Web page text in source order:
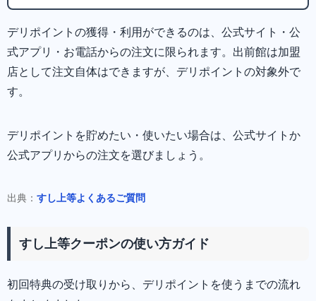
デリポイントの獲得・利用ができるのは、公式サイト・公
式アプリ・お電話からの注文に限られます。出前館は加盟
店として注文自体はできますが、デリポイントの対象外で
す。
デリポイントを貯めたい・使いたい場合は、公式サイトか
公式アプリからの注文を選びましょう。
出典： すし上等よくあるご質問
すし上等クーポンの使い方ガイド
初回特典の受け取りから、デリポイントを使うまでの流れ